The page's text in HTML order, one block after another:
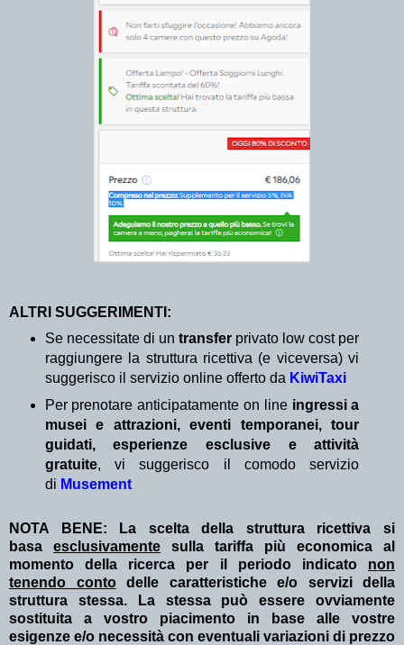
ALTRI SUGGERIMENTI:
Se necessitate di un transfer privato low cost per
raggiungere la struttura ricettiva (e viceversa) vi
suggerisco il servizio online offerto da KiwiTaxi
Per prenotare anticipatamente on line ingressi a
musei e attrazioni, eventi temporanei, tour
guidati, esperienze esclusive e attività
gratuite, vi suggerisco il comodo servizio
di Musement
NOTA BENE: La scelta della struttura ricettiva si
basa esclusivamente sulla tariffa più economica al
momento della ricerca per il periodo indicato non
tenendo contodelle caratteristiche e/o servizi della
struttura stessa. La stessa può essere ovviamente
sostituita a vostro piacimento in base alle vostre
esigenze e/o necessità con eventuali variazioni di prezzo